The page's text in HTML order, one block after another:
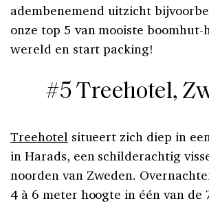
adembenemend uitzicht
onze top 5 van mooiste boomhut-
wereld en start packing!
#5 Treehotel,
Treehotel situeert zich diep in
in Harads, een schilderachtig
noorden van Zweden.
4 à 6 meter hoogte in één van de